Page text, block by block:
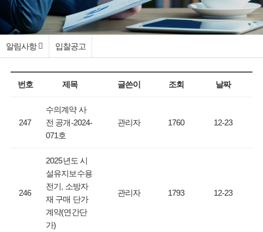
알림사항 입찰공고
번호 제목 글쓴이 조회 날짜
247
수의계약 사
전 공개-2024-
071호
관리자 1760 12-23
246
2025년도 시
설유지보수용
전기, 소방자
재 구매 단가
계약(연간단
가)
관리자 1793 12-23